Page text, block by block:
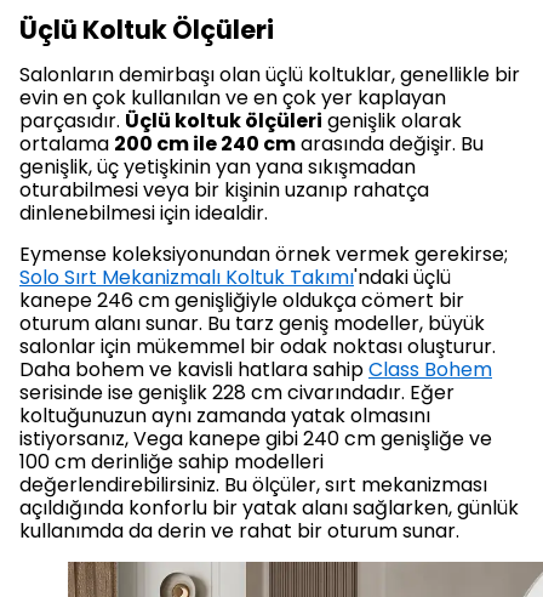
Üçlü Koltuk Ölçüleri
Salonların demirbaşı olan üçlü koltuklar, genellikle bir
evin en çok kullanılan ve en çok yer kaplayan
parçasıdır. Üçlü koltuk ölçüleri genişlik olarak
ortalama 200 cm ile 240 cmarasında değişir. Bu
genişlik, üç yetişkinin yan yana sıkışmadan
oturabilmesi veya bir kişinin uzanıp rahatça
dinlenebilmesi için idealdir.
Eymense koleksiyonundan örnek vermek gerekirse;
Solo Sırt Mekanizmalı Koltuk Takımı'ndaki üçlü
kanepe 246 cm genişliğiyle oldukça cömert bir
oturum alanı sunar. Bu tarz geniş modeller, büyük
salonlar için mükemmel bir odak noktası oluşturur.
Daha bohem ve kavisli hatlara sahipClass Bohem
serisinde ise genişlik 228 cm civarındadır. Eğer
koltuğunuzun aynı zamanda yatak olmasını
istiyorsanız, Vega kanepe gibi 240 cm genişliğe ve
100 cm derinliğe sahip modelleri
değerlendirebilirsiniz. Bu ölçüler, sırt mekanizması
açıldığında konforlu bir yatak alanı sağlarken, günlük
kullanımda da derin ve rahat bir oturum sunar.